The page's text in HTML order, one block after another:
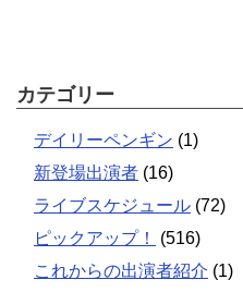
カテゴリー
デイリーペンギン (1)
新登場出演者 (16)
ライブスケジュール (72)
ピックアップ！
(516)
これからの出演者紹介 (1)